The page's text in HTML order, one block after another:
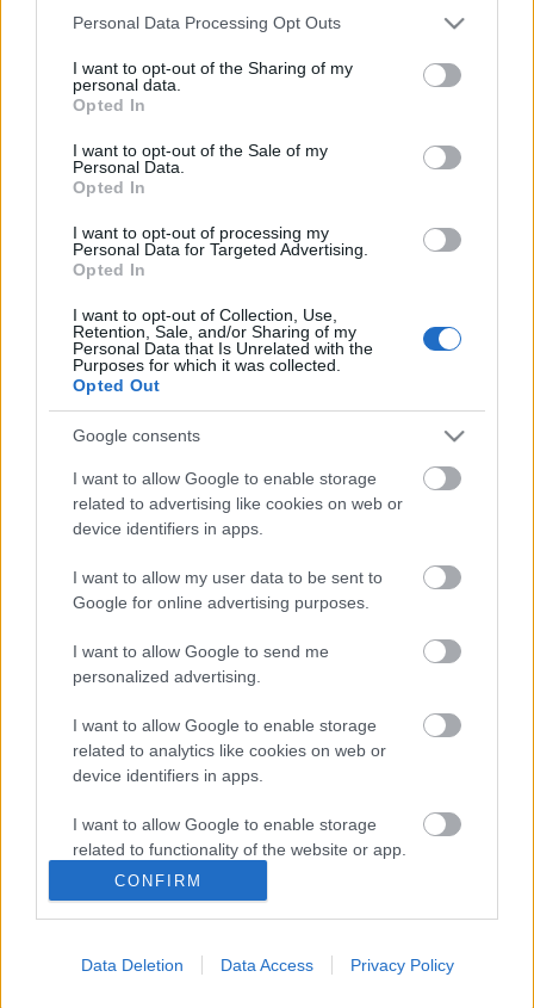
Please note that this website/app uses one or more Google
not limited to your visit or usage behaviour. You may click to
grant or deny consent to Google and its third-party tags to
use your data for below specified purposes in below Google
consent section.
Personal Data Processing Opt Outs
I want to opt-out of the Sharing of my
personal data.
Opted In
I want to opt-out of the Sale of my
Personal Data.
Opted In
I want to opt-out of processing my
Personal Data for Targeted Advertising.
Opted In
I want to opt-out of Collection, Use,
Retention, Sale, and/or Sharing of my
Personal Data that Is Unrelated with the
Purposes for which it was collected.
Opted Out
Google consents
I want to allow Google to enable storage
related to advertising like cookies on web or
device identifiers in apps.
I want to allow my user data to be sent to
Google for online advertising purposes.
I want to allow Google to send me
personalized advertising.
I want to allow Google to enable storage
related to analytics like cookies on web or
device identifiers in apps.
I want to allow Google to enable storage
related to functionality of the website or app.
I want to allow Google to enable storage
related to personalization.
I want to allow Google to enable storage
CONFIRM
Data Deletion Data Access Privacy Policy
desplazando a Chust de la alineación. Perea y Álex
Sobrino de acompañar a Negredo en ataque, pasando
Choco Lozano al banquillo.
¿Vender o mantener? Cuatro perdedores de la
jornada 9
Sin minutos en la jornada,
suplentes, mal rendimiento. Estos
pueden bajar de valor
próximamente. ¿Vender o
mantener?
Posible alineación: Pacheco – Ximo Navarro, Laguardia,
Miazga (Lejeune), Duarte – Loum (Pina), Toni Moya, Luis
Rioja, Pellistri – Joselu, De la Fuente (Sylla).
Estos jugadores son baja:
Estos jugadores son duda:
titularidad tras haberse recuperado de su lesión en el lugar
de Miazga. Loum también puede ser otra de las novedades
el 4-4-2 con el que cayó ante el Betis y volverá a jugar con
línea de 5 atrás.
¿Aún no juegas a Comunio? Regístrate, ¡gratis!